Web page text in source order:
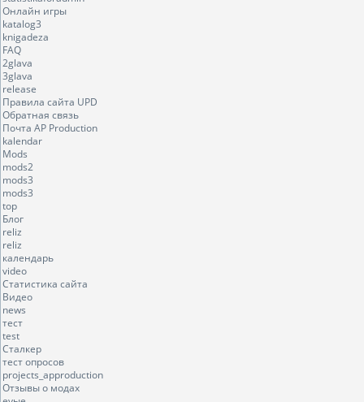
Онлайн игры
katalog3
knigadeza
FAQ
2glava
3glava
release
Правила сайта UPD
Обратная связь
Почта AP Production
kalendar
Mods
mods2
mods3
mods3
top
Блог
reliz
reliz
календарь
video
Статистика сайта
Видео
news
тест
test
Сталкер
тест опросов
projects_approduction
Отзывы о модах